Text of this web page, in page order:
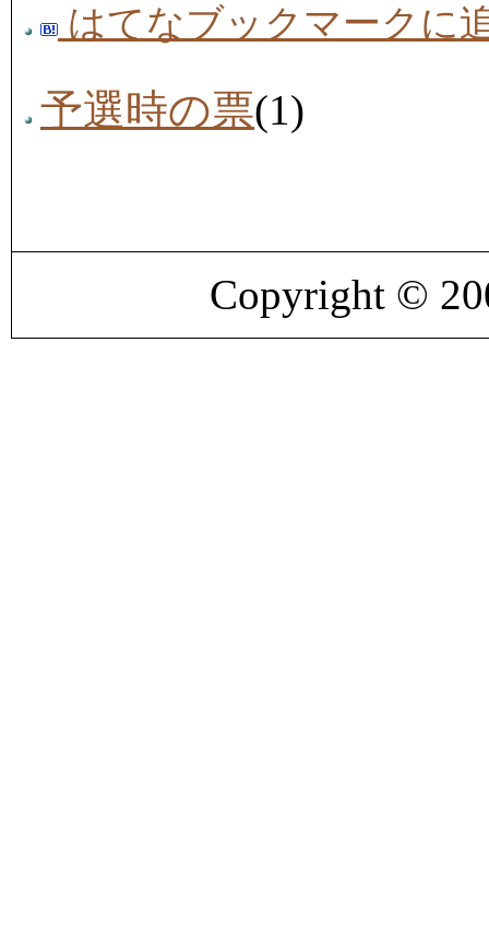
はてなブックマークに
予選時の票(1)
Copyright ©